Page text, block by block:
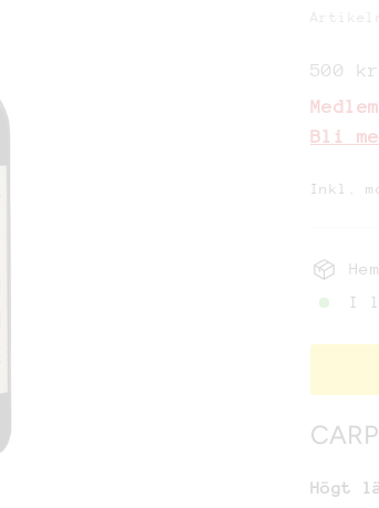
500 kr
Bli
Inkl.
I
Högt